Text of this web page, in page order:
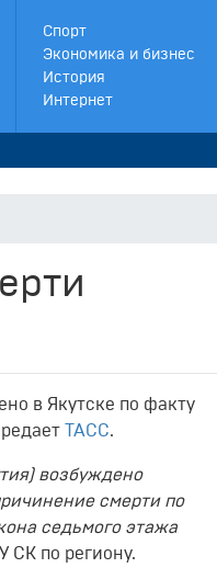
Спорт
Экономика и бизнес
История
Интернет
в Якутске по факту
ТАСС.
возбуждено
смерти по
седьмого этажа
СК по региону.